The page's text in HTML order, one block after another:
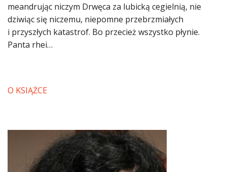
meandrując niczym Drwęca za lubicką cegielnią, nie
dziwiąc się niczemu, niepomne przebrzmiałych
i przyszłych katastrof. Bo przecież wszystko płynie.
Panta rhei…
O KSIĄŻCE